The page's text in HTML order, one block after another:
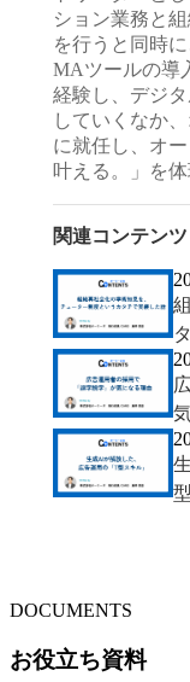
ション業務と
を行うと同時
MAツールの導
経験し、デジ
していくなか
に就任し、オ
叶える。」を
関連コンテンツ
DOCUMENTS
お役立ち資料